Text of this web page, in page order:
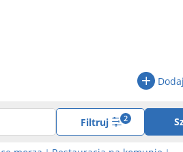
Filtruj 2